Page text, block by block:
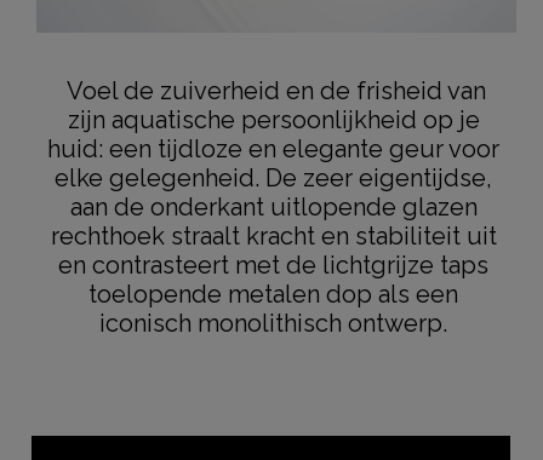
Voel de zuiverheid en de frisheid van
zijn aquatische persoonlijkheid op je
huid: een tijdloze en elegante geur voor
elke gelegenheid. De zeer eigentijdse,
aan de onderkant uitlopende glazen
rechthoek straalt kracht en stabiliteit uit
en contrasteert met de lichtgrijze taps
toelopende metalen dop als een
iconisch monolithisch ontwerp.